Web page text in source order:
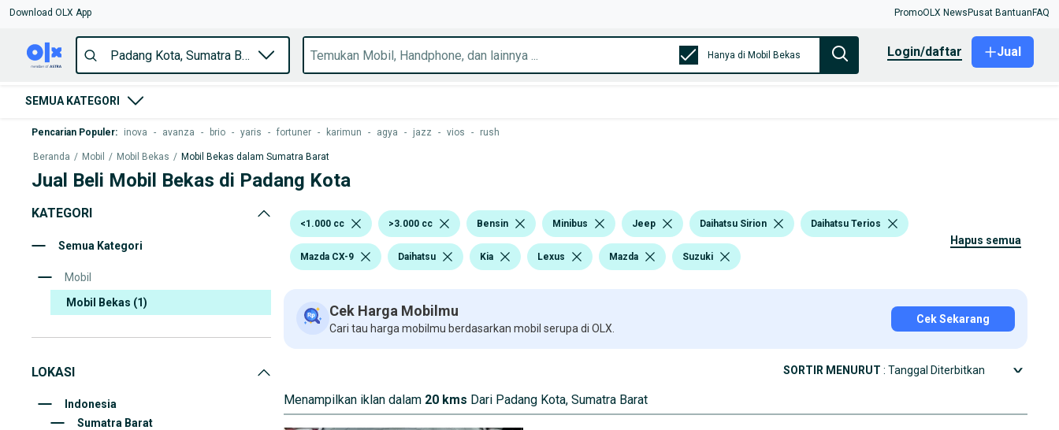
Download OLX App PromoOLX News Pusat Bantuan FAQ
Hanya di Mobil Bekas login/daftar Jual
SEMUA KATEGORI
Pencarian Populer: inova - avanza - brio - yaris - fortuner - karimun - agya - jazz - vios - rush
Beranda / Mobil / Mobil Bekas / Mobil Bekas dalam Sumatra Barat
Jual Beli Mobil Bekas di Padang Kota
KATEGORI
Semua Kategori
Mobil
Mobil Bekas (1)
LOKASI
Indonesia
Sumatra Barat
<1.000 cc >3.000 cc Bensin Minibus Jeep Daihatsu Sirion Daihatsu Terios
Mazda CX-9 Daihatsu Kia Lexus Mazda Suzuki
hapus semua
Cek Harga Mobilmu
Cari tau harga mobilmu berdasarkan mobil serupa di OLX.
Cek Sekarang
SORTIR MENURUT : Tanggal Diterbitkan
Menampilkan iklan dalam 20 kms Dari Padang Kota, Sumatra Barat